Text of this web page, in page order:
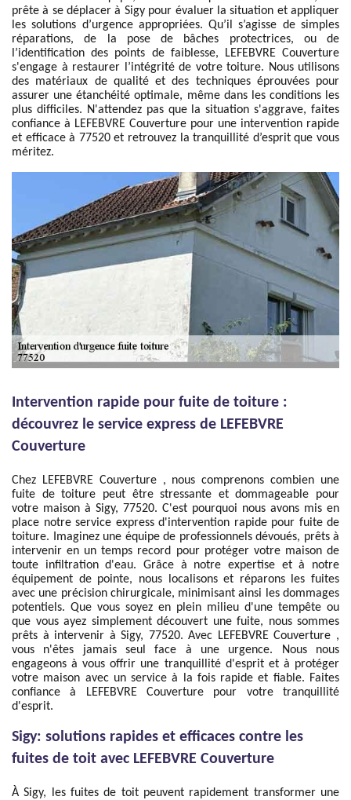
prête à se déplacer à Sigy pour évaluer la situation et appliquer
les solutions d’urgence appropriées. Qu’il s’agisse de simples
réparations, de la pose de bâches protectrices, ou de
l’identification des points de faiblesse, LEFEBVRE Couverture
s'engage à restaurer l’intégrité de votre toiture. Nous utilisons
des matériaux de qualité et des techniques éprouvées pour
assurer une étanchéité optimale, même dans les conditions les
plus difficiles. N'attendez pas que la situation s'aggrave, faites
confiance à LEFEBVRE Couverture pour une intervention rapide
et efficace à 77520 et retrouvez la tranquillité d’esprit que vous
méritez.
Intervention rapide pour fuite de toiture :
découvrez le service express de LEFEBVRE
Couverture
Chez LEFEBVRE Couverture , nous comprenons combien une
fuite de toiture peut être stressante et dommageable pour
votre maison à Sigy, 77520. C'est pourquoi nous avons mis en
place notre service express d'intervention rapide pour fuite de
toiture. Imaginez une équipe de professionnels dévoués, prêts à
intervenir en un temps record pour protéger votre maison de
toute infiltration d'eau. Grâce à notre expertise et à notre
équipement de pointe, nous localisons et réparons les fuites
avec une précision chirurgicale, minimisant ainsi les dommages
potentiels. Que vous soyez en plein milieu d'une tempête ou
que vous ayez simplement découvert une fuite, nous sommes
prêts à intervenir à Sigy, 77520. Avec LEFEBVRE Couverture ,
vous n'êtes jamais seul face à une urgence. Nous nous
engageons à vous offrir une tranquillité d'esprit et à protéger
votre maison avec un service à la fois rapide et fiable. Faites
confiance à LEFEBVRE Couverture pour votre tranquillité
d'esprit.
Sigy: solutions rapides et efficaces contre les
fuites de toit avec LEFEBVRE Couverture
À Sigy, les fuites de toit peuvent rapidement transformer une